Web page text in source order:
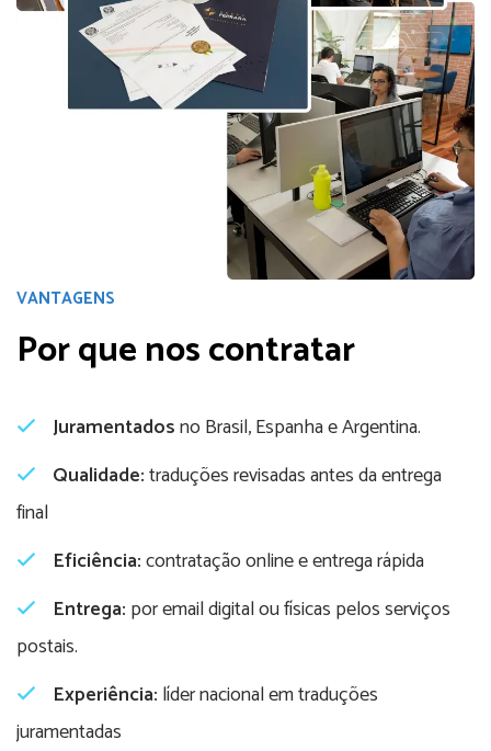
VANTAGENS
Por que nos contratar
Juramentadosno Brasil, Espanha e Argentina.
Qualidade:traduções revisadas antes da entrega
final
Eficiência:contratação online e entrega rápida
Entrega: por email digital ou físicas pelos serviços
postais.
Experiência: líder nacional em traduções
juramentadas